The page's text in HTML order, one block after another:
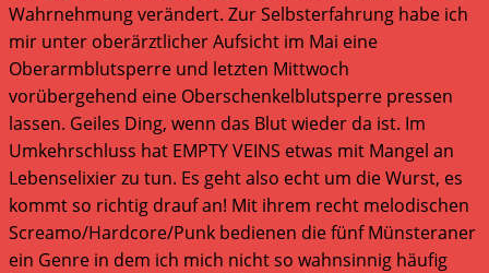
Wahrnehmung verändert. Zur Selbsterfahrung habe ich
mir unter oberärztlicher Aufsicht im Mai eine
Oberarmblutsperre und letzten Mittwoch
vorübergehend eine Oberschenkelblutsperre pressen
lassen. Geiles Ding, wenn das Blut wieder da ist. Im
Umkehrschluss hat EMPTY VEINS etwas mit Mangel an
Lebenselixier zu tun. Es geht also echt um die Wurst, es
kommt so richtig drauf an! Mit ihrem recht melodischen
Screamo/Hardcore/Punk bedienen die fünf Münsteraner
ein Genre in dem ich mich nicht so wahnsinnig häufig